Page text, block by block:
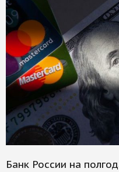
Банк России на